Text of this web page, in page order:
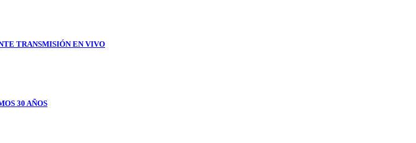
TRANSMISIÓN EN VIVO
30 AÑOS